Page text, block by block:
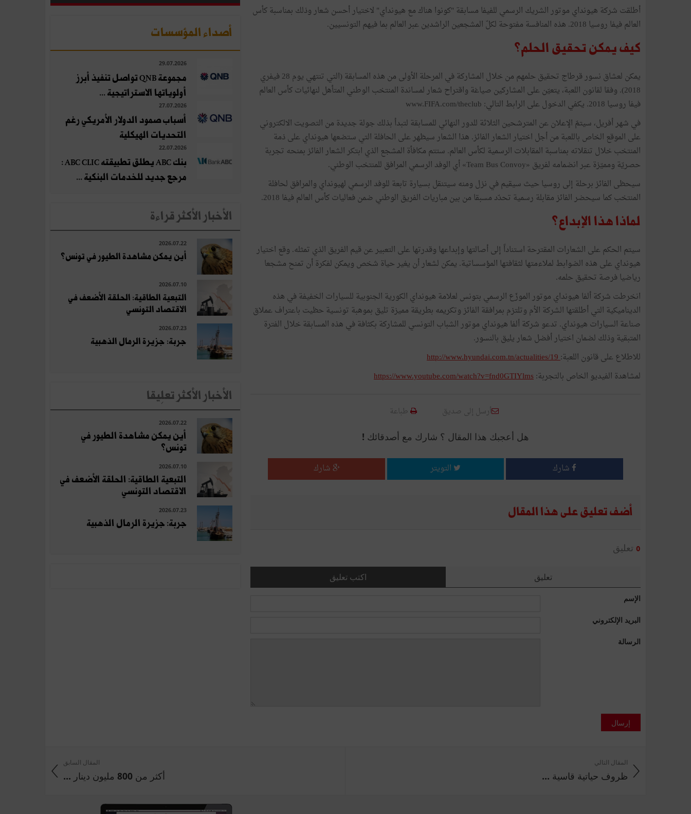
أطلقت شركة هيونداي موتور الشريك الرسمي للفيفا مسابقة "كونوا هناك مع هيونداي" لاختيار أحسن شعار وذلك بمناسبة كأس
العالم فيفا روسيا 2018. هذه المنافسة مفتوحة لكلّ المشجعين الراشدين عبر العالم بما فيهم التونسيين.
كيف يمكن تحقيق الحلم؟
يمكن لعشاق نسور قرطاج تحقيق حلمهم من خلال المشاركة في المرحلة الأولى من هذه المسابقة (التي تنتهي يوم 28 فيفري
2018). وفقا لقانون اللعبة، يتعيّن على المشاركين صياغة واقتراح شعار لمساندة المنتخب الوطني المتأهل لنهائيات كأس العالم
فيفا روسيا 2018. يكفي الدخول على الرابط التالي: www.FIFA.com/theclub
في شهر أفريل، سيتمّ الإعلان عن المترشحين الثلاثة للدور النهائي للمسابقة لتبدأ بذلك جولة جديدة من التصويت الالكتروني
على الموقع الخاص باللعبة من أجل اختيار الشعار الفائز. هذا الشعار سيظهر على الحافلة التي ستضعها هيونداي على ذمة
المنتخب خلال تنقلاته بمناسبة المقابلات الرسمية لكأس العالم. ستتم مكافأة المشجع الذي ابتكر الشعار الفائز بمنحه تجربة
حصريّة ومميّزة عبر انضمامه لفريق «Team Bus Convoy» أي الوفد الرسمي المرافق للمنتخب الوطني.
سيحظى الفائز برحلة إلى روسيا حيث سيقيم في نزل ومنه سيتنقل بسيارة تابعة للوفد الرسمي لهيونداي والمرافق لحافلة
المنتخب كما سيحضر الفائز مقابلة رسمية تحدّد مسبقا من بين مباريات الفريق الوطني ضمن فعاليات كأس العالم فيفا 2018.
لماذا هذا الإبداع؟
سيتم الحكم على الشعارات المقترحة استناداً إلى أصالتها وإبداعها وقدرتها على التعبير عن قيم الفريق الذي تمثله. وقع اختيار
هيونداي على هذه الضوابط لملاءمتها لثقافتها المؤسساتية. يمكن لشعار أن يغير حياة شخص ويمكن لفكرة أن تمنح مشجعا
رياضيا فرصة تحقيق حلمه.
انخرطت شركة ألفا هيونداي موتور الموزّع الرسمي بتونس لعلامة هيونداي الكورية الجنوبية للسيارات الخفيفة في هذه
الديناميكية التي أطلقتها الشركة الأم وتلتزم بمرافقة الفائز وتكريمه بطريقة مميزة تليق بموهبة تونسية حظيت باعتراف عملاق
صناعة السيارات هيونداي. تدعو شركة ألفا هيونداي موتور الشباب التونسي للمشاركة بكثافة في هذه المسابقة خلال الفترة
المتبقية وذلك لضمان اختيار أفضل شعار يليق بالنسور.
للاطلاع على قانون اللعبة:http://www.hyundai.com.tn/actualities/19
لمشاهدة الفيديو الخاص بالتجربة:https://www.youtube.com/watch?v=fnd0GTIYlms
أرسل إلى صديق طباعة
هل أعجبك هذا المقال ؟ شارك مع أصدقائك !
شارك التويتر شارك
أضف تعليق على هذا المقال
0 تعليق
اكتب تعليق تعليق
الإسم
البريد الإلكتروني
الرسالة
إرسال
أصداء المؤسسات
29.07.2026
مجموعة QNB تواصل تنفيذ أبرز
أولوياتها الاستراتيجية ...
27.07.2026
أسباب صمود الدولار الأمريكي رغم
التحديات الهيكلية
22.07.2026
بنك ABC يطلق تطبيقته ABC CLIC :
مرجع جديد للخدمات البنكية ...
الأخبار الأكثر قراءة
2026.07.22
أين يمكن مشاهدة الطيور في تونس؟
2026.07.10
التبعية الطاقية: الحلقة الأضعف في
الاقتصاد التونسي
2026.07.23
جربة: جزيرة الرمال الذهبية
الأخبار الأكثر تعلِيقا
2026.07.22
أين يمكن مشاهدة الطيور في
تونس؟
2026.07.10
التبعية الطاقية: الحلقة الأضعف في
الاقتصاد التونسي
2026.07.23
جربة: جزيرة الرمال الذهبية
المقال السابق
أكثر من 800 مليون دينار ...
المقال التالي
ظروف حياتية قاسية ...